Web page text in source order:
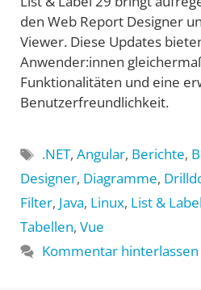
den Web Report Designer
Viewer. Diese Updates
Anwender:innen
Funktionalitäten und eine
Benutzerfreundlichkeit.
Schlagwörter
.NET,Angular, Berichte,
Designer, Diagramme,
Filter, Java, Linux, List &
Tabellen, Vue
Kommentar hinterlassen